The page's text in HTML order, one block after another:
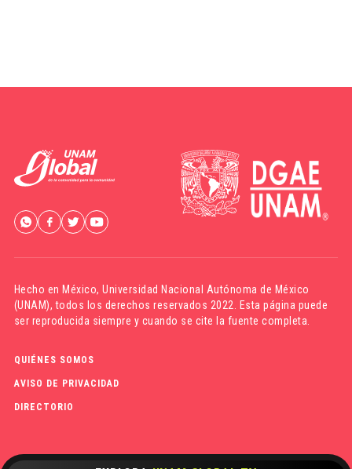
Hecho en México,Universidad Nacional Autónoma de México
(UNAM), todos los derechos reservados 2022. Esta página puede
ser reproducida siempre y cuando se cite la fuente completa.
QUIÉNES SOMOS
AVISO DE PRIVACIDAD
DIRECTORIO